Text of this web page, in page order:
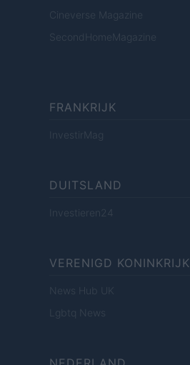
Cineverse Magazine
SecondHomeMagazine
FRANKRIJK
InvestirMag
DUITSLAND
Investieren24
VERENIGD KONINKRIJK
News Hub UK
Lgbtq News